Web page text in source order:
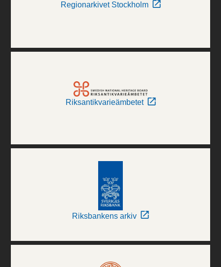
Regionarkivet Stockholm
Riksantikvarieämbetet
Riksbankens arkiv